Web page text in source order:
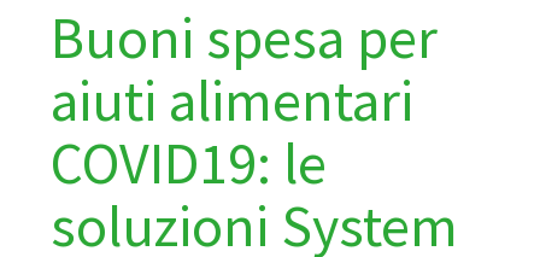
Buoni spesa per
aiuti alimentari
COVID19: le
soluzioni System